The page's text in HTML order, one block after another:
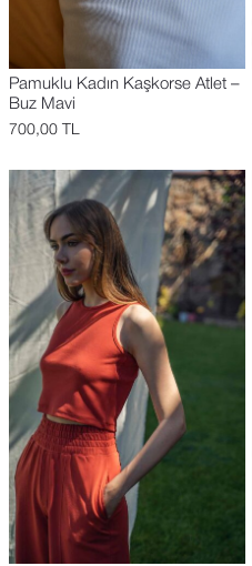
Pamuklu Kadın Kaşkorse Atlet –
Buz Mavi
700,00